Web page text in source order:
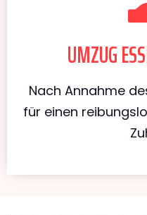
UMZUG
Nach Annahme
für einen